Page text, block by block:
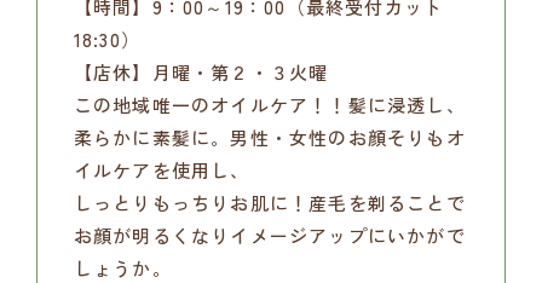
【時間】9：00～19：00（最終受付カット
18:30）
【店休】月曜・第２・３火曜
この地域唯一のオイルケア！！髪に浸透し、
柔らかに素髪に。男性・女性のお顔そりもオ
イルケアを使用し、
しっとりもっちりお肌に！産毛を剃ることで
お顔が明るくなりイメージアップにいかがで
しょうか。